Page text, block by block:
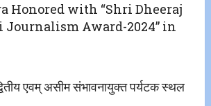
Honored with “Shri Dheeraj
Award-2024” in
एवम् असीम संभावनायुक्त पर्यटक स्थल